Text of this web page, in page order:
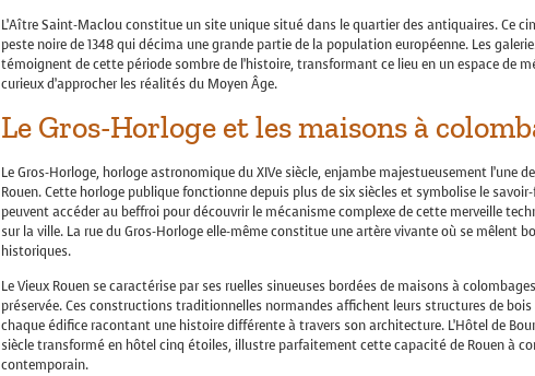
L’Aître Saint-Maclou constitue un site unique situé dans le quartier des antiquaires. Ce
peste noire de 1348 qui décima une grande partie de la population européenne. Les
témoignent de cette période sombre de l’histoire, transformant ce lieu en un espace de
curieux d’approcher les réalités du Moyen Âge.
Le Gros-Horloge et les maisons à
Le Gros-Horloge, horloge astronomique du XIVe siècle, enjambe majestueusement l’une
Rouen. Cette horloge publique fonctionne depuis plus de six siècles et symbolise le
peuvent accéder au beffroi pour découvrir le mécanisme complexe de cette merveille
sur la ville. La rue du Gros-Horloge elle-même constitue une artère vivante où se mêlent
historiques.
Le Vieux Rouen se caractérise par ses ruelles sinueuses bordées de maisons à
préservée. Ces constructions traditionnelles normandes affichent leurs structures de
chaque édifice racontant une histoire différente à travers son architecture. L’Hôtel de
siècle transformé en hôtel cinq étoiles, illustre parfaitement cette capacité de Rouen à
contemporain.